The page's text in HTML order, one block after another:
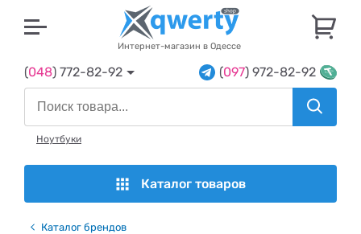
Интернет-магазин в Одессе
(048) 772-82-92 (097) 972-82-92
Ноутбуки
Каталог товаров
Каталог брендов